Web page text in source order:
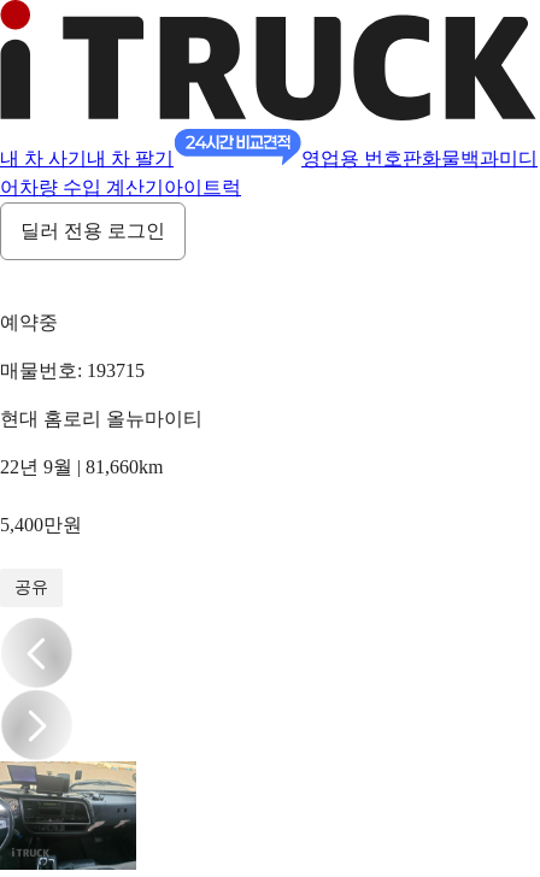
내 차 사기 내 차 팔기 영업용 번호판화물백과미디
어 차량 수입 계산기 아이트럭
딜러 전용 로그인
예약중
매물번호: 193715
현대 홈로리 올뉴마이티
22년 9월 | 81,660km
5,400만원
공유
/18